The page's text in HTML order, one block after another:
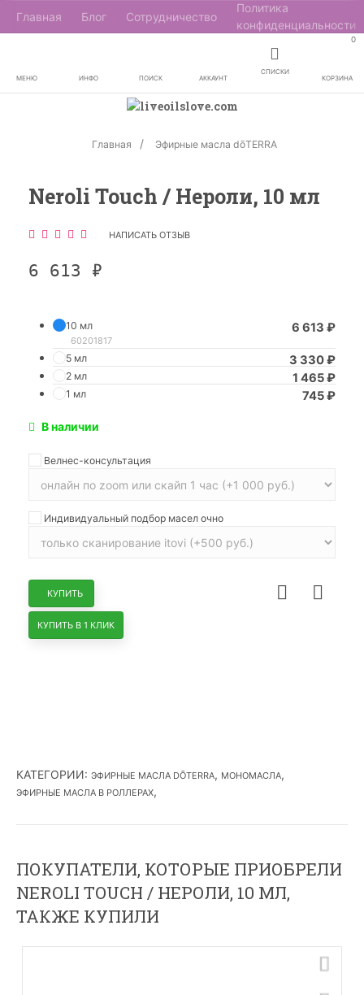
Главная Блог Сотрудничество
Политика
конфиденциальности
МЕНЮ ИНФО ПОИСК АККАУНТ
СПИСКИ
0
КОРЗИНА
Главная Эфирные масла dōTERRA
Neroli Touch / Нероли, 10 мл
НАПИСАТЬ ОТЗЫВ
6 613 ₽
6 613 ₽
10 мл
60201817
3 330₽
5 мл
1 465₽
2 мл
745₽
1 мл
В наличии
Велнес-консультация
Индивидуальный подбор масел очно
КУПИТЬ
КУПИТЬ В 1 КЛИК
КАТЕГОРИИ: ЭФИРНЫЕ МАСЛА DŌTERRA, МОНОМАСЛА,
ЭФИРНЫЕ МАСЛА В РОЛЛЕРАХ,
ПОКУПАТЕЛИ, КОТОРЫЕ ПРИОБРЕЛИ
NEROLI TOUCH / НЕРОЛИ, 10 МЛ,
ТАКЖЕ КУПИЛИ